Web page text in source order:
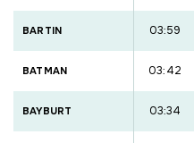
BARTIN 03:59
BATMAN 03:42
BAYBURT 03:34